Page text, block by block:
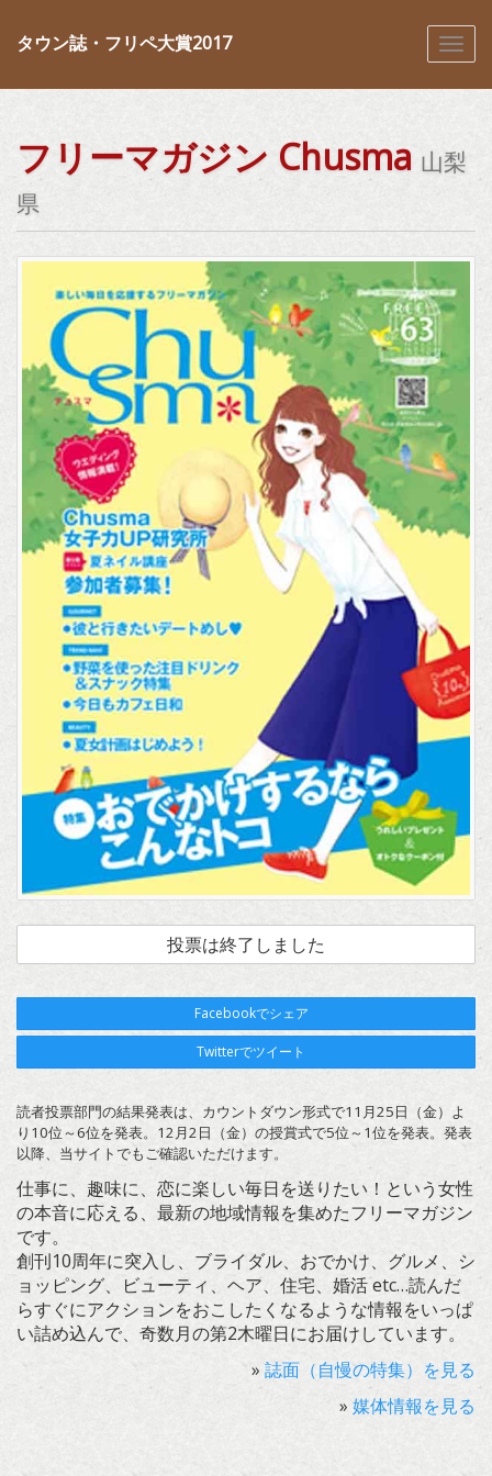
タウン誌・フリペ大賞2017
フリーマガジン Chusma 山梨
県
投票は終了しました
Facebookでシェア
Twitterでツイート
読者投票部門の結果発表は、カウントダウン形式で11月25日（金）よ
り10位～6位を発表。12月2日（金）の授賞式で5位～1位を発表。発表
以降、当サイトでもご確認いただけます。
仕事に、趣味に、恋に楽しい毎日を送りたい！という女性
の本音に応える、最新の地域情報を集めたフリーマガジン
です。
創刊10周年に突入し、ブライダル、おでかけ、グルメ、シ
ョッピング、ビューティ、ヘア、住宅、婚活 etc…読んだ
らすぐにアクションをおこしたくなるような情報をいっぱ
い詰め込んで、奇数月の第2木曜日にお届けしています。
» 誌面（自慢の特集）を見る
» 媒体情報を見る